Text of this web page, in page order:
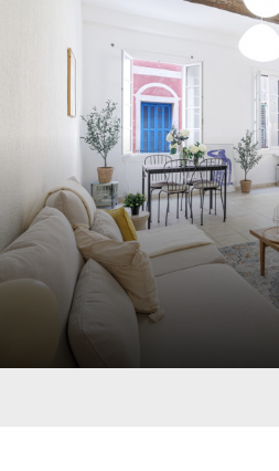
60.67
m²